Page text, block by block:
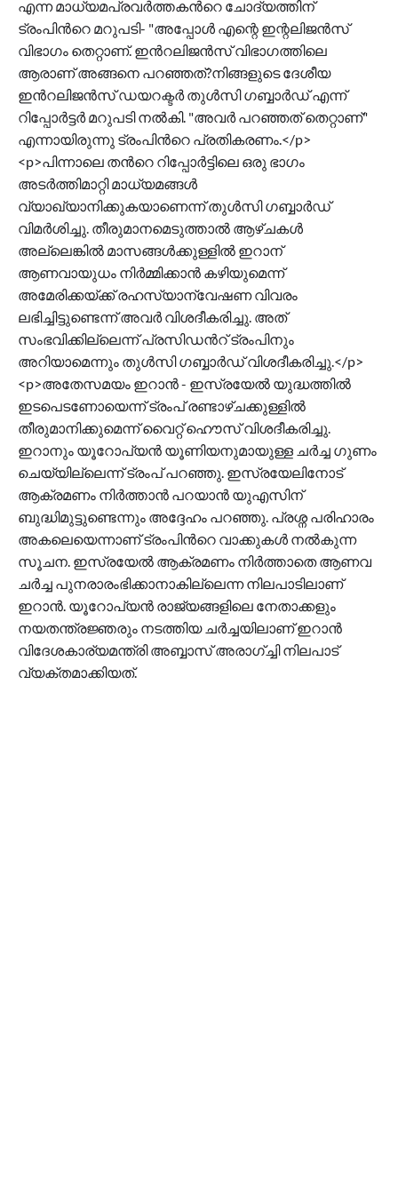
എന്ന മാധ്യമപ്രവർത്തകന്‍റെ ചോദ്യത്തിന്
ട്രംപിന്‍റെ മറുപടി- "അപ്പോൾ എന്റെ ഇന്റലിജൻസ്
വിഭാഗം തെറ്റാണ്. ഇന്‍റലിജൻസ് വിഭാഗത്തിലെ
ആരാണ് അങ്ങനെ പറഞ്ഞത്?നിങ്ങളുടെ ദേശീയ
ഇന്‍റലിജൻസ് ഡയറക്ടർ തുൾസി ഗബ്ബാർഡ് എന്ന്
റിപ്പോർട്ടർ മറുപടി നൽകി. "അവർ പറഞ്ഞത് തെറ്റാണ്"
എന്നായിരുന്നു ട്രംപിന്‍റെ പ്രതികരണം.</p>
<p>പിന്നാലെ തന്‍റെ റിപ്പോർട്ടിലെ ഒരു ഭാഗം
അടർത്തിമാറ്റി മാധ്യമങ്ങൾ
വ്യാഖ്യാനിക്കുകയാണെന്ന് തുൾസി ഗബ്ബാർഡ്
വിമർശിച്ചു. തീരുമാനമെടുത്താൽ ആഴ്ചകൾ
അല്ലെങ്കിൽ മാസങ്ങൾക്കുള്ളിൽ ഇറാന്
ആണവായുധം നിർമ്മിക്കാൻ കഴിയുമെന്ന്
അമേരിക്കയ്ക്ക് രഹസ്യാന്വേഷണ വിവരം
ലഭിച്ചിട്ടുണ്ടെന്ന് അവർ വിശദീകരിച്ചു. അത്
സംഭവിക്കില്ലെന്ന് പ്രസിഡന്‍റ് ട്രംപിനും
അറിയാമെന്നും തുൾസി ഗബ്ബാർഡ് വിശദീകരിച്ചു.</p>
<p>അതേസമയം ഇറാൻ - ഇസ്രയേൽ യുദ്ധത്തിൽ
ഇടപെടണോയെന്ന് ട്രംപ് രണ്ടാഴ്ചക്കുള്ളിൽ
തീരുമാനിക്കുമെന്ന് വൈറ്റ് ഹൌസ് വിശദീകരിച്ചു.
ഇറാനും യൂറോപ്യൻ യൂണിയനുമായുള്ള ചർച്ച ഗുണം
ചെയ്യില്ലെന്ന് ട്രംപ് പറഞ്ഞു. ഇസ്രയേലിനോട്
ആക്രമണം നിർത്താൻ പറയാൻ യുഎസിന്
ബുദ്ധിമുട്ടുണ്ടെന്നും അദ്ദേഹം പറഞ്ഞു. പ്രശ്ന പരിഹാരം
അകലെയെന്നാണ് ട്രംപിന്‍റെ വാക്കുകൾ നൽകുന്ന
സൂചന. ഇസ്രയേൽ ആക്രമണം നിർത്താതെ ആണവ
ചർച്ച പുനരാരംഭിക്കാനാകില്ലെന്ന നിലപാടിലാണ്
ഇറാൻ. യൂറോപ്യൻ രാജ്യങ്ങളിലെ നേതാക്കളും
നയതന്ത്രജ്ഞരും നടത്തിയ ചർച്ചയിലാണ് ഇറാൻ
വിദേശകാര്യമന്ത്രി അബ്ബാസ് അരാഗ്ച്ചി നിലപാട്
വ്യക്തമാക്കിയത്.